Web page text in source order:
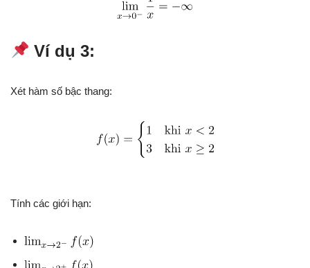
Ví dụ 3:
Xét hàm số bậc thang:
Tính các giới hạn: